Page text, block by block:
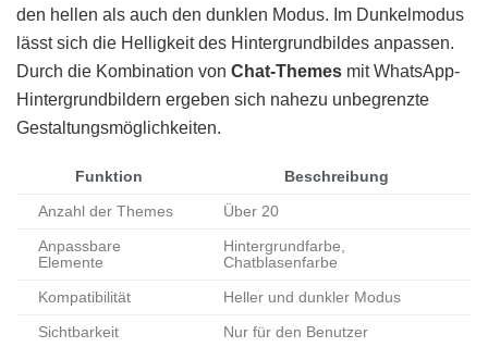
den hellen als auch den dunklen Modus. Im Dunkelmodus
lässt sich die Helligkeit des Hintergrundbildes anpassen.
Durch die Kombination von Chat-Themes mit WhatsApp-
Hintergrundbildern ergeben sich nahezu unbegrenzte
Gestaltungsmöglichkeiten.
Funktion Beschreibung
Anzahl der Themes Über 20
Anpassbare
Elemente
Hintergrundfarbe,
Chatblasenfarbe
Kompatibilität Heller und dunkler Modus
Sichtbarkeit Nur für den Benutzer